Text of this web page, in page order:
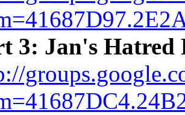
3: Jan's Hatred